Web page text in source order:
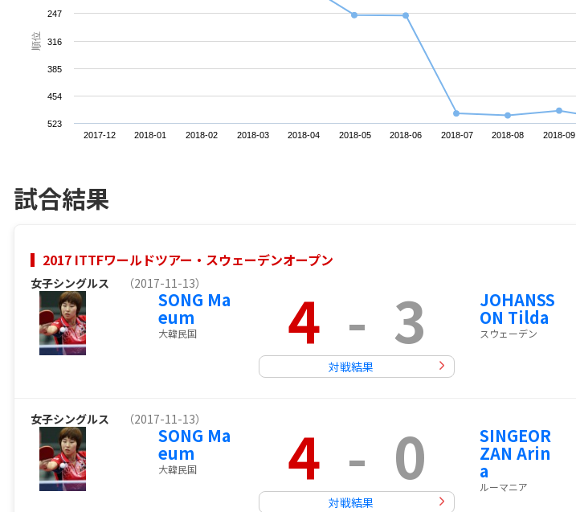
順位
2017-12 2018-01 2018-02 2018-03 2018-04 2018-05 2018-06 2018-07 2018-08 2018-09
247
316
385
454
523
試合結果
2017 ITTFワールドツアー・スウェーデンオープン
女子シングルス （2017-11-13）
SONG Ma
eum
大韓民国 4 - 3
対戦結果
JOHANSS
ON Tilda
スウェーデン
女子シングルス （2017-11-13）
SONG Ma
eum
大韓民国 4 - 0
対戦結果
SINGEOR
ZAN Arin
a
ルーマニア